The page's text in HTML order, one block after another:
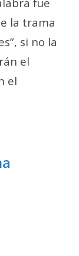
la trama
si no la
el
el